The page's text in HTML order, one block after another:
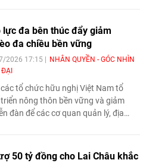
lực đa bên thúc đẩy giảm
đa chiều bền vững
2026 17:15
NHÂN QUYỀN - GÓC NHÌN
tổ chức hữu nghị Việt Nam tổ
nông thôn bền vững và giảm
đàn để các cơ quan quản lý, địa
trong bối cảnh mới.
50 tỷ đồng cho Lai Châu khắc